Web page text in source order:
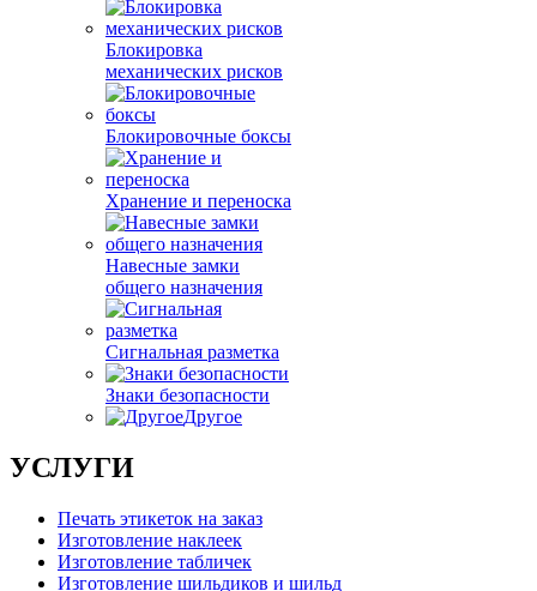
Блокировка
механических рисков
Блокировочные боксы
Хранение и переноска
Навесные замки
общего назначения
Сигнальная разметка
Знаки безопасности
Другое
УСЛУГИ
Печать этикеток на заказ
Изготовление наклеек
Изготовление табличек
Изготовление шильдиков и шильд